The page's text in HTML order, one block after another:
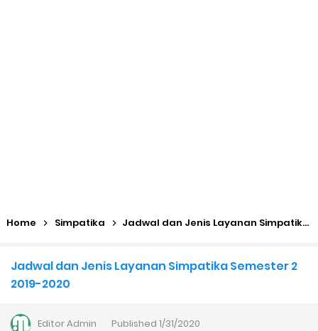
Daftar Penerima PIP MI, MTs, dan MA Tahap I 2026
Kalender Pendidikan Madrasah 2026/2027 | Excel & PDF (Ditjen
Home Simpatika Jadwal dan Jenis Layanan Simpatika Semester 2 2019-2020
Jadwal dan Jenis Layanan Simpatika Semester 2
2019-2020
EditorAdmin Published 1/31/2020